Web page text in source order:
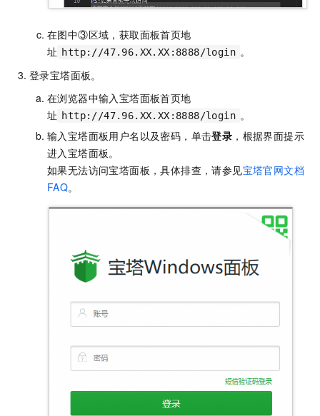
在图中③区域，获取面板首页地
址 http://47.96.XX.XX:8888/login 。
登录宝塔面板。
在浏览器中输入宝塔面板首页地
址 http://47.96.XX.XX:8888/login 。
输入宝塔面板用户名以及密码，单击登录 ，根据界面提示
进入宝塔面板。
如果无法访问宝塔面板，具体排查，请参见宝塔官网文档
FAQ。